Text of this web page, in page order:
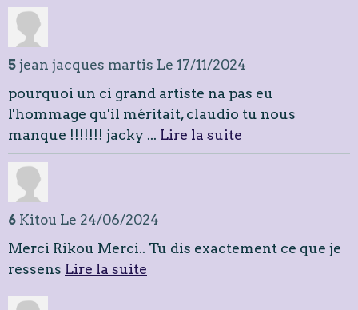
5 jean jacques martis Le 17/11/2024
pourquoi un ci grand artiste na pas eu
l'hommage qu'il méritait, claudio tu nous
manque !!!!!!! jacky ... Lire la suite
6 Kitou Le 24/06/2024
Merci Rikou Merci.. Tu dis exactement ce que je
ressens Lire la suite